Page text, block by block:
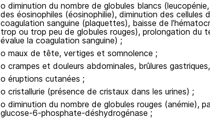
o diminution du nombre de globules blancs
des éosinophiles (éosinophilie), diminution des cellules
coagulation sanguine (plaquettes), baisse de
trop ou trop peu de globules rouges), prolongation du
évalue la coagulation sanguine) ;
o maux de tête, vertiges et somnolence ;
o crampes et douleurs abdominales, brûlures
o éruptions cutanées ;
o cristallurie (présence de cristaux dans les urines) ;
o diminution du nombre de globules rouges (anémie),
glucose-6-phosphate-déshydrogénase ;